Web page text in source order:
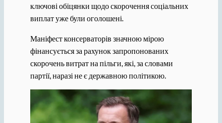
ключові обіцянки щодо скорочення соціальних
виплат уже були оголошені.
Маніфест консерваторів значною мірою
фінансується за рахунок запропонованих
скорочень витрат на пільги, які, за словами
партії, наразі не є державною політикою.